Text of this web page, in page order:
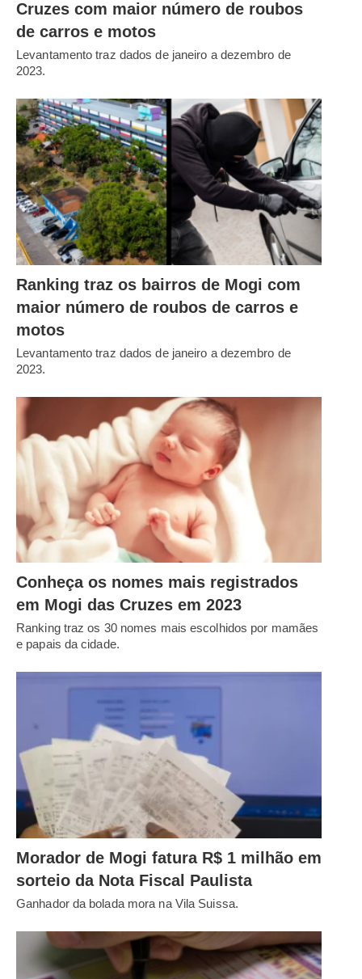
Cruzes com maior número de roubos
de carros e motos
Levantamento traz dados de janeiro a dezembro de
2023.
Ranking traz os bairros de Mogi com
maior número de roubos de carros e
motos
Levantamento traz dados de janeiro a dezembro de
2023.
Conheça os nomes mais registrados
em Mogi das Cruzes em 2023
Ranking traz os 30 nomes mais escolhidos por mamães
e papais da cidade.
Morador de Mogi fatura R$ 1 milhão em
sorteio da Nota Fiscal Paulista
Ganhador da bolada mora na Vila Suissa.